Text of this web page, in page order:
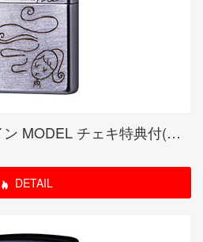
EMPiRE YUKA デザイン MODEL チェキ特典付(受注生産限定品)
DETAIL